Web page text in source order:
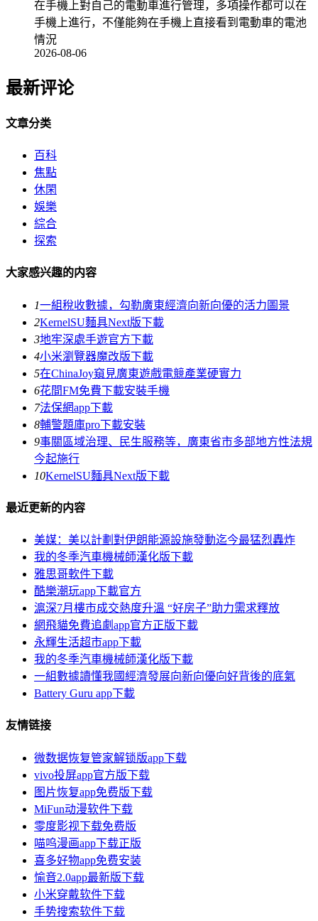
在手機上對自己的電動車進行管理，多項操作都可以在
手機上進行，不僅能夠在手機上直接看到電動車的電池
情況
2026-08-06
最新评论
文章分类
百科
焦點
休閑
娛樂
綜合
探索
大家感兴趣的内容
1一組稅收數據，勾勒廣東經濟向新向優的活力圖景
2KernelSU麵具Next版下載
3地牢深處手遊官方下載
4小米瀏覽器魔改版下載
5在ChinaJoy窺見廣東遊戲電競產業硬實力
6花間FM免費下載安裝手機
7法保網app下載
8輔警題庫pro下載安裝
9事關區域治理、民生服務等，廣東省市多部地方性法規
今起施行
10KernelSU麵具Next版下載
最近更新的内容
美媒：美以計劃對伊朗能源設施發動迄今最猛烈轟炸
我的冬季汽車機械師漢化版下載
雅思哥軟件下載
酷樂潮玩app下載官方
滬深7月樓市成交熱度升溫 “好房子”助力需求釋放
網飛貓免費追劇app官方正版下載
永輝生活超市app下載
我的冬季汽車機械師漢化版下載
一組數據讀懂我國經濟發展向新向優向好背後的底氣
Battery Guru app下載
友情链接
微数据恢复管家解锁版app下载
vivo投屏app官方版下载
图片恢复app免费版下载
MiFun动漫软件下载
零度影视下载免费版
喵呜漫画app下载正版
喜多好物app免费安装
愉音2.0app最新版下载
小米穿戴软件下载
手势搜索软件下载